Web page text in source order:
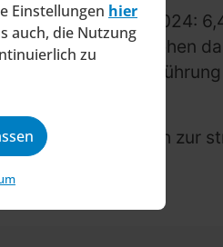
Einstellungen hier
auch, die Nutzung
zu
von 6,9 Jahren (2024:
im Fokus stehen
eine schnelle
entwickelt sich zur